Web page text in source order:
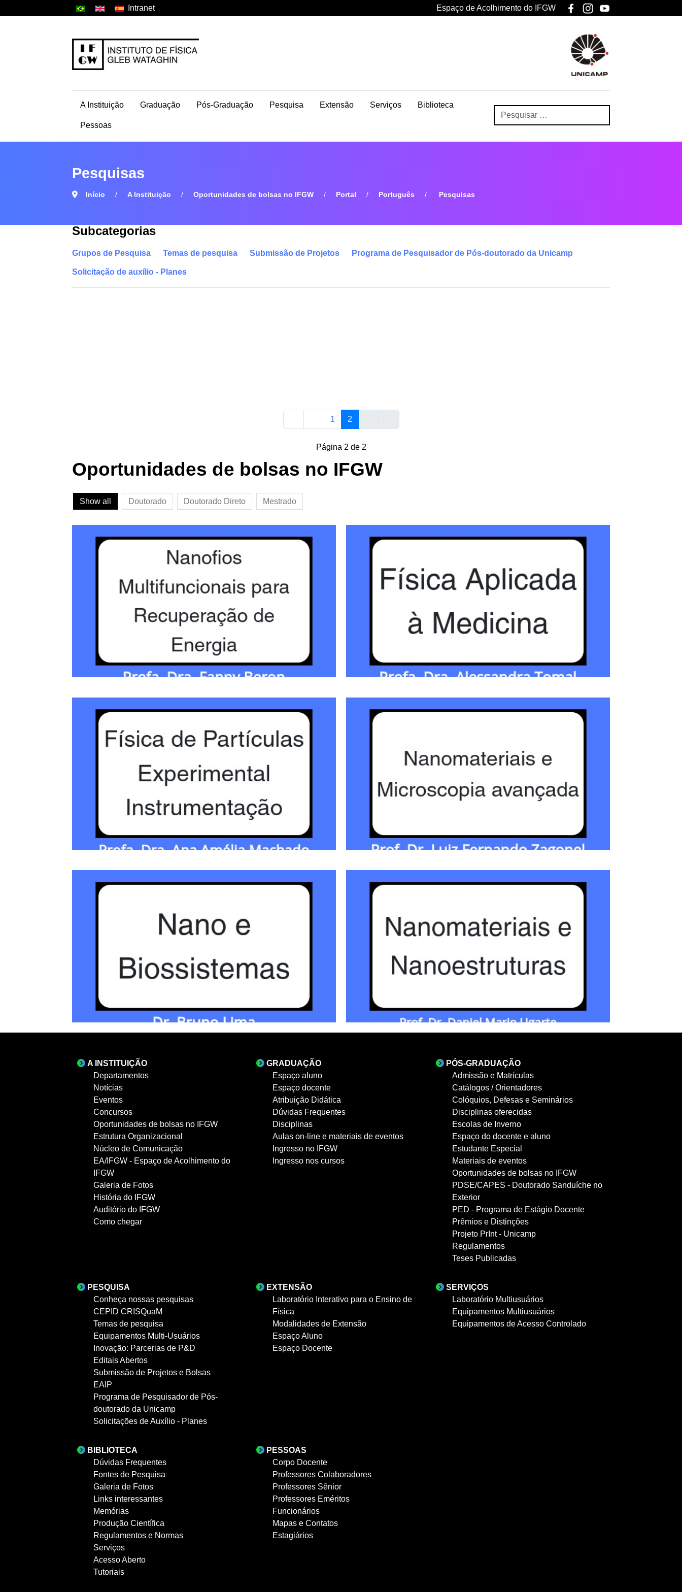
Intranet Espaço de Acolhimento do IFGW
A Instituição Graduação Pós-Graduação Pesquisa Extensão Serviços Biblioteca
Pessoas
Pesquisas
Início A Instituição Oportunidades de bolsas no IFGW Portal Português Pesquisas
Subcategorias
Grupos de Pesquisa Temas de pesquisa Submissão de Projetos Programa de Pesquisador de Pós-doutorado da Unicamp
Solicitação de auxílio - Planes
1 2
Página 2 de 2
Oportunidades de bolsas no IFGW
Show all Doutorado Doutorado Direto Mestrado
A INSTITUIÇÃO
Departamentos
Notícias
Eventos
Concursos
Oportunidades de bolsas no IFGW
Estrutura Organizacional
Núcleo de Comunicação
EA/IFGW - Espaço de Acolhimento do
IFGW
Galeria de Fotos
História do IFGW
Auditório do IFGW
Como chegar
GRADUAÇÃO
Espaço aluno
Espaço docente
Atribuição Didática
Dúvidas Frequentes
Disciplinas
Aulas on-line e materiais de eventos
Ingresso no IFGW
Ingresso nos cursos
PÓS-GRADUAÇÃO
Admissão e Matrículas
Catálogos / Orientadores
Colóquios, Defesas e Seminários
Disciplinas oferecidas
Escolas de Inverno
Espaço do docente e aluno
Estudante Especial
Materiais de eventos
Oportunidades de bolsas no IFGW
PDSE/CAPES - Doutorado Sanduíche no
Exterior
PED - Programa de Estágio Docente
Prêmios e Distinções
Projeto PrInt - Unicamp
Regulamentos
Teses Publicadas
PESQUISA
Conheça nossas pesquisas
CEPID CRISQuaM
Temas de pesquisa
Equipamentos Multi-Usuários
Inovação: Parcerias de P&D
Editais Abertos
Submissão de Projetos e Bolsas
EAIP
Programa de Pesquisador de Pós-
doutorado da Unicamp
Solicitações de Auxílio - Planes
EXTENSÃO
Laboratório Interativo para o Ensino de
Física
Modalidades de Extensão
Espaço Aluno
Espaço Docente
SERVIÇOS
Laboratório Multiusuários
Equipamentos Multiusuários
Equipamentos de Acesso Controlado
BIBLIOTECA
Dúvidas Frequentes
Fontes de Pesquisa
Galeria de Fotos
Links interessantes
Memórias
Produção Científica
Regulamentos e Normas
Serviços
Acesso Aberto
Tutoriais
PESSOAS
Corpo Docente
Professores Colaboradores
Professores Sênior
Professores Eméritos
Funcionários
Mapas e Contatos
Estagiários